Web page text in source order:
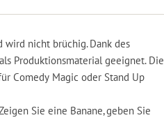
nicht brüchig. Dank des
Produktionsmaterial geeignet. Die
Comedy Magic oder Stand Up
Sie eine Banane, geben Sie